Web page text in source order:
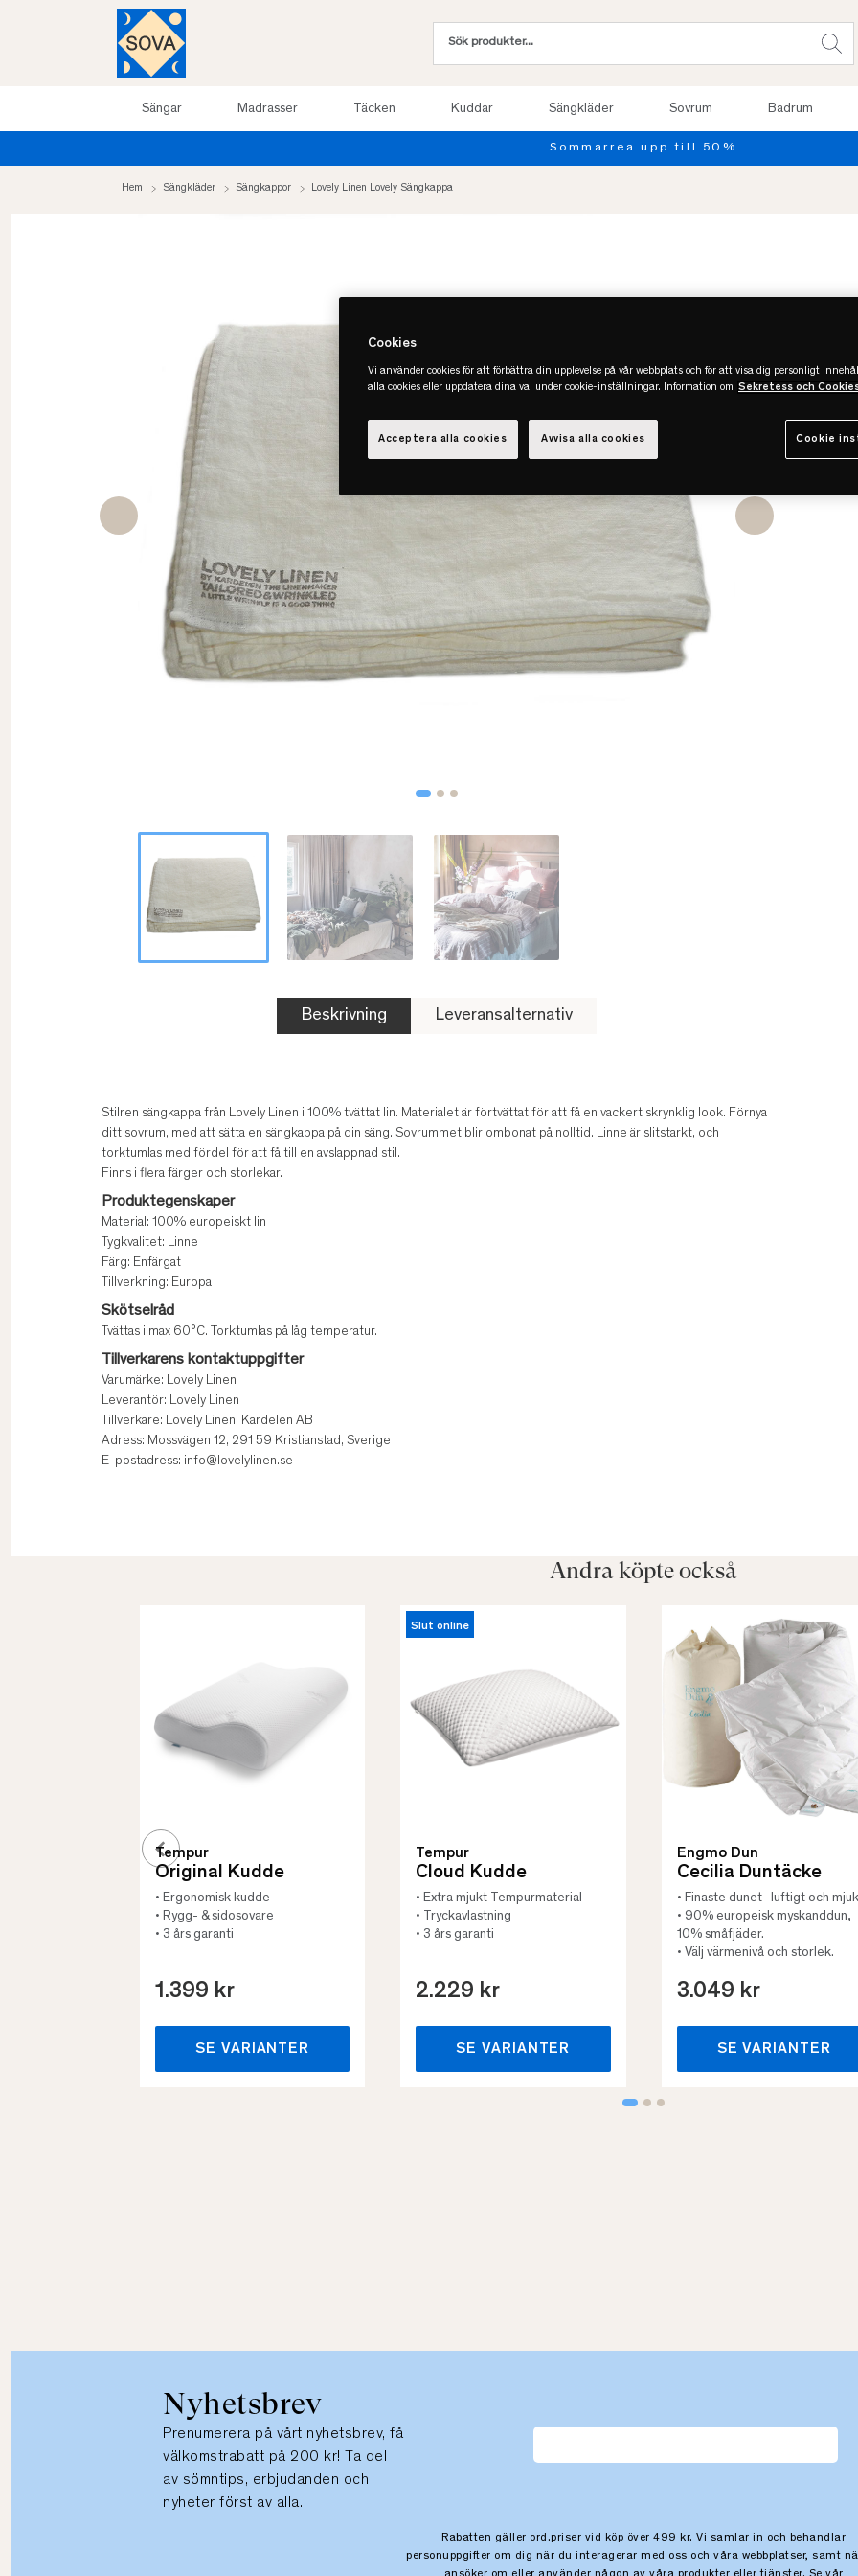
Sängar Madrasser Täcken Kuddar Sängkläder Sovrum Badrum
Hem Sängkläder Sängkappor Lovely Linen Lovely Sängkappa
Beskrivning Leveransalternativ
Stilren sängkappa från Lovely Linen i 100% tvättat lin. Materialet är förtvättat för att få en vackert skrynklig look. Förnya
ditt sovrum, med att sätta en sängkappa på din säng. Sovrummet blir ombonat på nolltid. Linne är slitstarkt, och
torktumlas med fördel för att få till en avslappnad stil.
Finns i flera färger och storlekar.
Produktegenskaper
Material: 100% europeiskt lin
Tygkvalitet: Linne
Färg: Enfärgat
Tillverkning: Europa
Skötselråd
Tvättas i max 60°C. Torktumlas på låg temperatur.
Tillverkarens kontaktuppgifter
Varumärke: Lovely Linen
Leverantör: Lovely Linen
Tillverkare: Lovely Linen, Kardelen AB
Adress: Mossvägen 12, 291 59 Kristianstad, Sverige
E-postadress: info@lovelylinen.se
Andra köpte också
Tempur
Original Kudde
• Ergonomisk kudde
• Rygg- & sidosovare
• 3 års garanti
1.399 kr
SE VARIANTER
Slut online
Tempur
Cloud Kudde
• Extra mjukt Tempurmaterial
• Tryckavlastning
• 3 års garanti
2.229 kr
SE VARIANTER
Engmo Dun
Cecilia Duntäcke
• Finaste dunet- luftigt och
• 90% europeisk myskanddun,
10% småfjäder.
• Välj värmenivå och storlek.
3.049 kr
SE VARIANTER
Nyhetsbrev
Prenumerera på vårt nyhetsbrev, få
välkomstrabatt på 200 kr! Ta del
av sömntips, erbjudanden och
nyheter först av alla.
Rabatten gäller ord.priser vid köp över 499 kr. Vi samlar in och behandlar
personuppgifter om dig när du interagerar med oss och våra webbplatser, samt
Cookies
Vi använder cookies för att förbättra din upplevelse på vår webbplats och för att visa dig personligt
alla cookies eller uppdatera dina val under cookie-inställningar. Information om Sekretess och
Cookie
Avvisa alla cookies
Acceptera alla cookies